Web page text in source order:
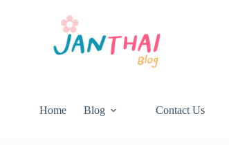
Home Blog Contact Us